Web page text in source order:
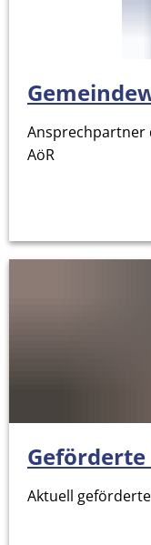
Ansprechpartner
AöR
Aktuell